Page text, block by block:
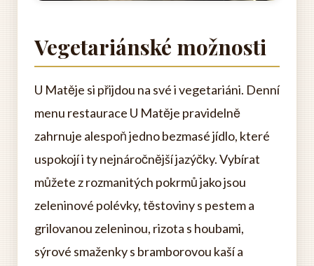
Vegetariánské možnosti
U Matěje si přijdou na své i vegetariáni. Denní
menu restaurace U Matěje pravidelně
zahrnuje alespoň jedno bezmasé jídlo, které
uspokojí i ty nejnáročnější jazýčky. Vybírat
můžete z rozmanitých pokrmů jako jsou
zeleninové polévky, těstoviny s pestem a
grilovanou zeleninou, rizota s houbami,
sýrové smaženky s bramborovou kaší a